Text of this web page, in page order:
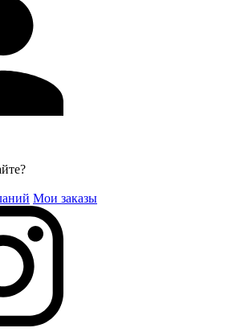
Мои заказы